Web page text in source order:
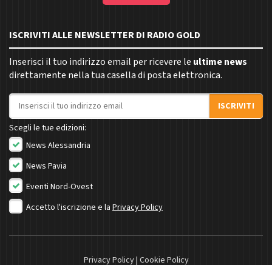
ISCRIVITI ALLE NEWSLETTER DI RADIO GOLD
Inserisci il tuo indirizzo email per ricevere le ultime news
direttamente nella tua casella di posta elettronica.
Indirizzo email
ISCRIVITI
Scegli le tue edizioni:
News Alessandria
News Pavia
Eventi Nord-Ovest
Accetto l'iscrizione e la Privacy Policy
Privacy Policy| Cookie Policy